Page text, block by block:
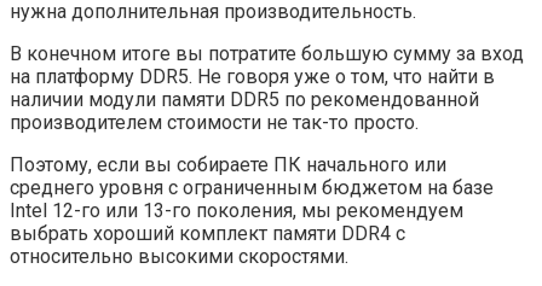
нужна дополнительная производительность.
В конечном итоге вы потратите большую сумму за вход
на платформу DDR5. Не говоря уже о том, что найти в
наличии модули памяти DDR5 по рекомендованной
производителем стоимости не так-то просто.
Поэтому, если вы собираете ПК начального или
среднего уровня с ограниченным бюджетом на базе
Intel 12-го или 13-го поколения, мы рекомендуем
выбрать хороший комплект памяти DDR4 с
относительно высокими скоростями.